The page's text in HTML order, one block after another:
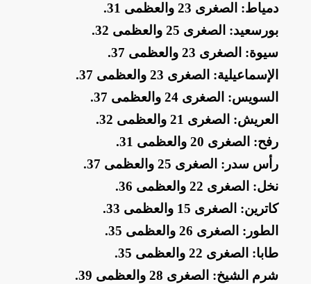
​دمياط: الصغرى 23 والعظمى 31
.
​بورسعيد: الصغرى 25 والعظمى 32
.
​سيوة: الصغرى 23 والعظمى 37
.
​الإسماعيلية: الصغرى 23 والعظمى 37
.
​السويس: الصغرى 24 والعظمى 37
.
​العريش: الصغرى 21 والعظمى 32
.
​رفح: الصغرى 20 والعظمى 31
.
​رأس سدر: الصغرى 25 والعظمى 37
.
​نخل: الصغرى 22 والعظمى 36
.
​كاترين: الصغرى 15 والعظمى 33
.
​الطور: الصغرى 26 والعظمى 35
.
​طابا: الصغرى 22 والعظمى 35
.
​شرم الشيخ: الصغرى 28 والعظمى 39
.